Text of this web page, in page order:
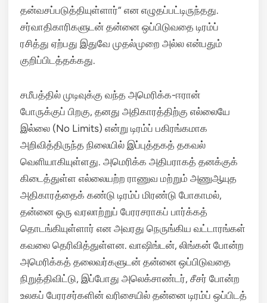
தன்வசப்படுத்தியுள்ளார்” என எழுதப்பட்டிருந்தது.
சர்வாதிகாரிகளுடன் தன்னை ஒப்பிடுவதை டிரம்ப்
ரசித்து ஏற்பது இதுவே முதல்முறை அல்ல என்பதும்
குறிப்பிடத்தக்கது.
சமீபத்தில் முடிவுக்கு வந்த அமெரிக்க-ஈரான்
போருக்குப் பிறகு, தனது அதிகாரத்திற்கு எல்லையே
இல்லை (No Limits) என்று டிரம்ப் பகிரங்கமாக
அறிவித்திருந்த நிலையில் இப்புத்தகத் தகவல்
வெளியாகியுள்ளது. அமெரிக்க அதிபராகத் தனக்குக்
கிடைத்துள்ள எல்லையற்ற ராணுவ மற்றும் அணுஆயுத
அதிகாரத்தைக் கண்டு டிரம்ப் மிரண்டு போகாமல்,
தன்னை ஒரு வரலாற்றுப் பேரரசராகப் பார்க்கத்
தொடங்கியுள்ளார் என அவரது நெருங்கிய வட்டாரங்கள்
கவலை தெரிவித்துள்ளன. வாஷிங்டன், லிங்கன் போன்ற
அமெரிக்கத் தலைவர்களுடன் தன்னை ஒப்பிடுவதை
நிறுத்திவிட்டு, இப்போது அலெக்சாண்டர், சீசர் போன்ற
உலகப் பேரரசர்களின் வரிசையில் தன்னை டிரம்ப் ஒப்பிடத்